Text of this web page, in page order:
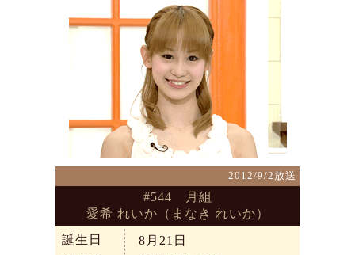
2012/9/2放送
#544 月組
愛希 れいか（まなき れいか）
誕生日
8月21日